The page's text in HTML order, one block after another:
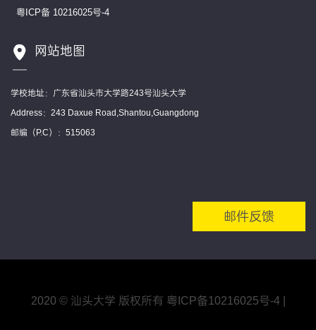
粤ICP备 10216025号-4
网站地图
学校地址：广东省汕头市大学路243号汕头大学
Address：243 Daxue Road,Shantou,Guangdong
邮编（P.C）：515063
邮件反馈
2020 © 汕头大学 版权所有 粤ICP备10216025号-4|